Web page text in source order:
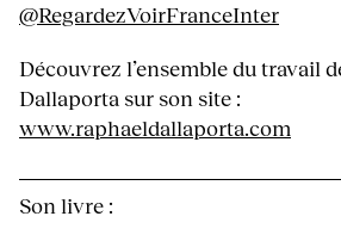
@RegardezVoirFranceInter
Découvrez l’ensemble du travail
Dallaporta sur son site :
www.raphaeldallaporta.com
Son livre :